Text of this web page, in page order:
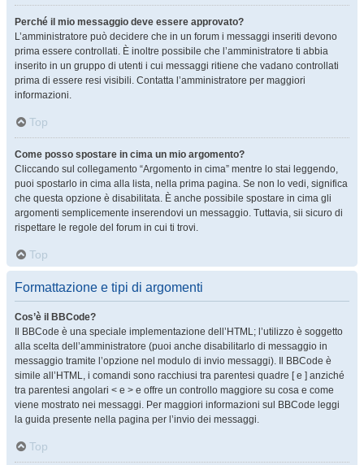
Perché il mio messaggio deve essere approvato?
L’amministratore può decidere che in un forum i messaggi inseriti devono
prima essere controllati. È inoltre possibile che l’amministratore ti abbia
inserito in un gruppo di utenti i cui messaggi ritiene che vadano controllati
prima di essere resi visibili. Contatta l’amministratore per maggiori
informazioni.
Top
Come posso spostare in cima un mio argomento?
Cliccando sul collegamento “Argomento in cima” mentre lo stai leggendo,
puoi spostarlo in cima alla lista, nella prima pagina. Se non lo vedi, significa
che questa opzione è disabilitata. È anche possibile spostare in cima gli
argomenti semplicemente inserendovi un messaggio. Tuttavia, sii sicuro di
rispettare le regole del forum in cui ti trovi.
Top
Formattazione e tipi di argomenti
Cos’è il BBCode?
Il BBCode è una speciale implementazione dell’HTML; l’utilizzo è soggetto
alla scelta dell’amministratore (puoi anche disabilitarlo di messaggio in
messaggio tramite l’opzione nel modulo di invio messaggi). Il BBCode è
simile all’HTML, i comandi sono racchiusi tra parentesi quadre [ e ] anziché
tra parentesi angolari < e > e offre un controllo maggiore su cosa e come
viene mostrato nei messaggi. Per maggiori informazioni sul BBCode leggi
la guida presente nella pagina per l’invio dei messaggi.
Top